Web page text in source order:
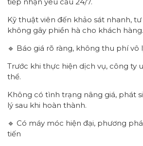
Kỹ thuật viên đến khảo sát nhanh,
không gây phiền hà cho khách hàng.
🔹 Báo giá rõ ràng, không thu phí vô
Trước khi thực hiện dịch vụ, công ty
thể.
Không có tình trạng nâng giá, phát
lý sau khi hoàn thành.
🔹 Có máy móc hiện đại, phương
tiến